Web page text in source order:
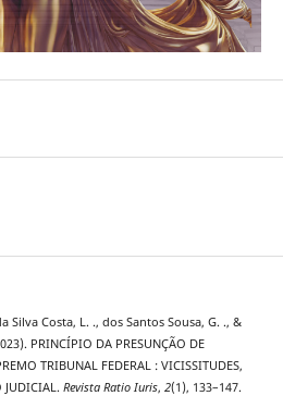
Silva Costa, L. ., dos Santos Sousa, G. ., &
PRINCÍPIO DA PRESUNÇÃO DE
TRIBUNAL FEDERAL : VICISSITUDES,
JUDICIAL. Revista Ratio Iuris, 2(1), 133–147.